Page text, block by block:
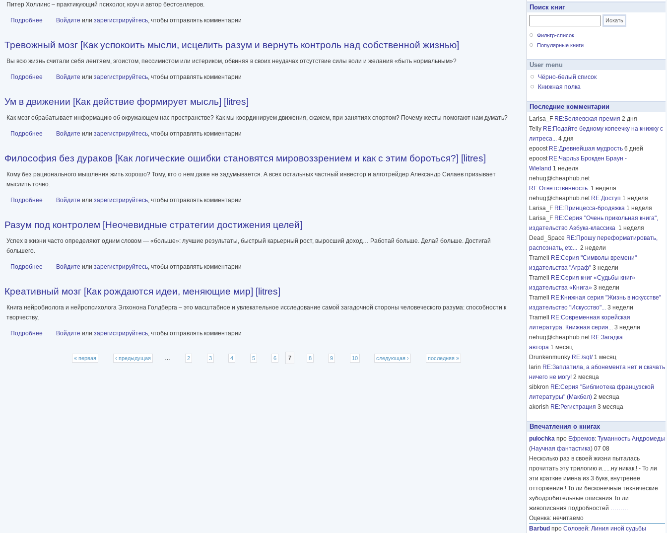
Питер Холлинс – практикующий психолог, коуч и автор бестселлеров.
Подробнее о Как обмануть мозг [Нейродисциплина на пальцах]
Войдите или зарегистрируйтесь, чтобы отправлять комментарии
Тревожный мозг [Как успокоить мысли, исцелить разум и вернуть контроль над собственной жизнью]
Вы всю жизнь считали себя лентяем, эгоистом, пессимистом или истериком, обвиняя в своих неудачах отсутствие силы воли и желания «быть нормальным»?
Подробнее о Тревожный мозг [Как успокоить мысли, исцелить разум и вернуть контроль над собственной жизнью]
Войдите или зарегистрируйтесь, чтобы отправлять комментарии
Ум в движении [Как действие формирует мысль] [litres]
Как мозг обрабатывает информацию об окружающем нас пространстве? Как мы координируем движения, скажем, при занятиях спортом? Почему жесты помогают нам думать?
Подробнее о Ум в движении [Как действие формирует мысль] [litres]
Войдите или зарегистрируйтесь, чтобы отправлять комментарии
Философия без дураков [Как логические ошибки становятся мировоззрением и как с этим бороться?] [litres]
Кому без рационального мышления жить хорошо? Тому, кто о нем даже не задумывается. А всех остальных частный инвестор и алготрейдер Александр Силаев призывает
мыслить точно.
Подробнее о Философия без дураков [Как логические ошибки становятся мировоззрением и как с этим бороться?] [litres]
Войдите или зарегистрируйтесь, чтобы отправлять комментарии
Разум под контролем [Неочевидные стратегии достижения целей]
Успех в жизни часто определяют одним словом — «больше»: лучшие результаты, быстрый карьерный рост, выросший доход… Работай больше. Делай больше. Достигай
большего.
Подробнее о Разум под контролем [Неочевидные стратегии достижения целей]
Войдите или зарегистрируйтесь, чтобы отправлять комментарии
Креативный мозг [Как рождаются идеи, меняющие мир] [litres]
Книга нейробиолога и нейропсихолога Элхонона Голдберга – это масштабное и увлекательное исследование самой загадочной стороны человеческого разума: способности к
творчеству,
Подробнее о Креативный мозг [Как рождаются идеи, меняющие мир] [litres]
Войдите или зарегистрируйтесь, чтобы отправлять комментарии
« первая ‹ предыдущая … 2 3 4 5 6 7 8 9 10 следующая › последняя »
Поиск книг
Фильтр-список
Популярные книги
User menu
Чёрно-белый список
Книжная полка
Последние комментарии
Larisa_F RE:Беляевская премия 2 дня
Telly RE:Подайте бедному копеечку на книжку с
литреса... 4 дня
epoost RE:Древнейшая мудрость 6 дней
epoost RE:Чарльз Брокден Браун -
Wieland 1 неделя
nehug@cheaphub.net
RE:Ответственность. 1 неделя
nehug@cheaphub.net RE:Доступ 1 неделя
Larisa_F RE:Принцесса-бродяжка 1 неделя
Larisa_F RE:Серия "Очень прикольная книга",
издательство Азбука-классика 1 неделя
Dead_Space RE:Прошу переформатировать,
распознать, etc... 2 недели
Tramell
RE:Серия "Символы времени"
издательства "Аграф" 3 недели
Tramell
RE:Серия книг «Судьбы книг»
издательства «Книга» 3 недели
Tramell
RE:Книжная серия "Жизнь в искусстве"
издательство "Искусство"... 3 недели
Tramell
RE:Современная корейская
литература. Книжная серия... 3 недели
nehug@cheaphub.net RE:Загадка
автора 1 месяц
Drunkenmunky RE:/sql/ 1 месяц
larin RE:Заплатила, а абонемента нет и скачать
ничего не могу! 2 месяца
sibkron RE:Серия "Библиотека французской
литературы" (Макбел) 2 месяца
akorish RE:Регистрация 3 месяца
Впечатления о книгах
pulochka про Ефремов: Туманность Андромеды
(Научная фантастика) 07 08
Несколько раз в своей жизни пыталась
прочитать эту трилогию и......ну никак.! - То ли
эти краткие имена из 3 букв, внутренее
отторжение ! То ли бесконечные технические
зубодробительные описания.То ли
живописания подробностей ………
Оценка: нечитаемо
Barbud про Соловей: Линия иной судьбы